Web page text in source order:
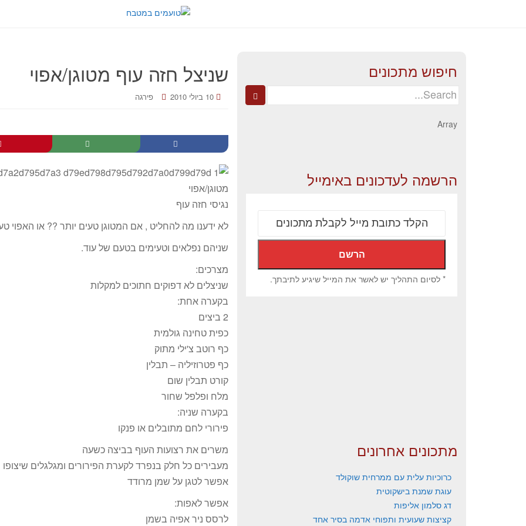
שניצל חזה עוף מטוגן/אפוי
10 ביולי 2010 פירגה
נגיסי חזה עוף
לא ידענו מה להחליט , אם המטוגן טעים יותר ?? או האפוי
שניהם נפלאים וטעימים בטעם של עוד.
מצרכים:
שניצלים לא דפוקים חתוכים למקלות
בקערה אחת:
2 ביצים
כפית טחינה גולמית
כף רוטב צ'ילי מתוק
כף פטרוזיליה – תבלין
קורט תבלין שום
מלח ופלפל שחור
בקערה שניה:
פירורי לחם מתובלים או פנקו
משרים את רצועות העוף בביצה כשעה
מעבירים כל חלק בנפרד לקערת הפירורים ומגלגלים
אפשר לטגן על שמן מרודד
אפשר לאפות:
לרסס ניר אפיה בשמן
חיפוש מתכונים
Search
Array
הרשמה לעדכונים באימייל
* לסיום התהליך יש לאשר את המייל שיגיע לתיבתך.
מתכונים אחרונים
כרוכיות עלית עם ממרחית שוקולד
עוגת שמנת בישקוטית
דג סלמון אליפות
קציצות שעועית ותפוחי אדמה בסיר אחד